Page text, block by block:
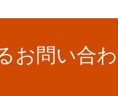
お問い合